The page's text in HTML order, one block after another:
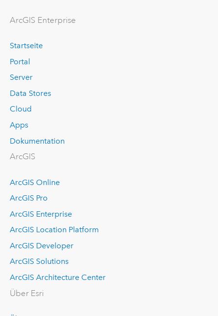
ArcGIS Enterprise
Startseite
Portal
Server
Data Stores
Cloud
Apps
Dokumentation
ArcGIS
ArcGIS Online
ArcGIS Pro
ArcGIS Enterprise
ArcGIS Location Platform
ArcGIS Developer
ArcGIS Solutions
ArcGIS Architecture Center
Über Esri